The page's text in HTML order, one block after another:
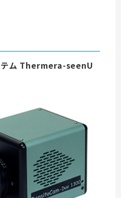
テム Thermera-seenU